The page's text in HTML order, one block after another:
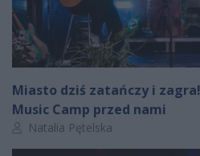
Miasto dziś zatańczy i
Music Camp przed nami
Autor artykułu:
Natalia Pętelska